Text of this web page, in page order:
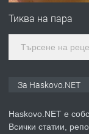
Тиква на пара
За Haskovo.NET
Haskovo.NET е
Всички статии,